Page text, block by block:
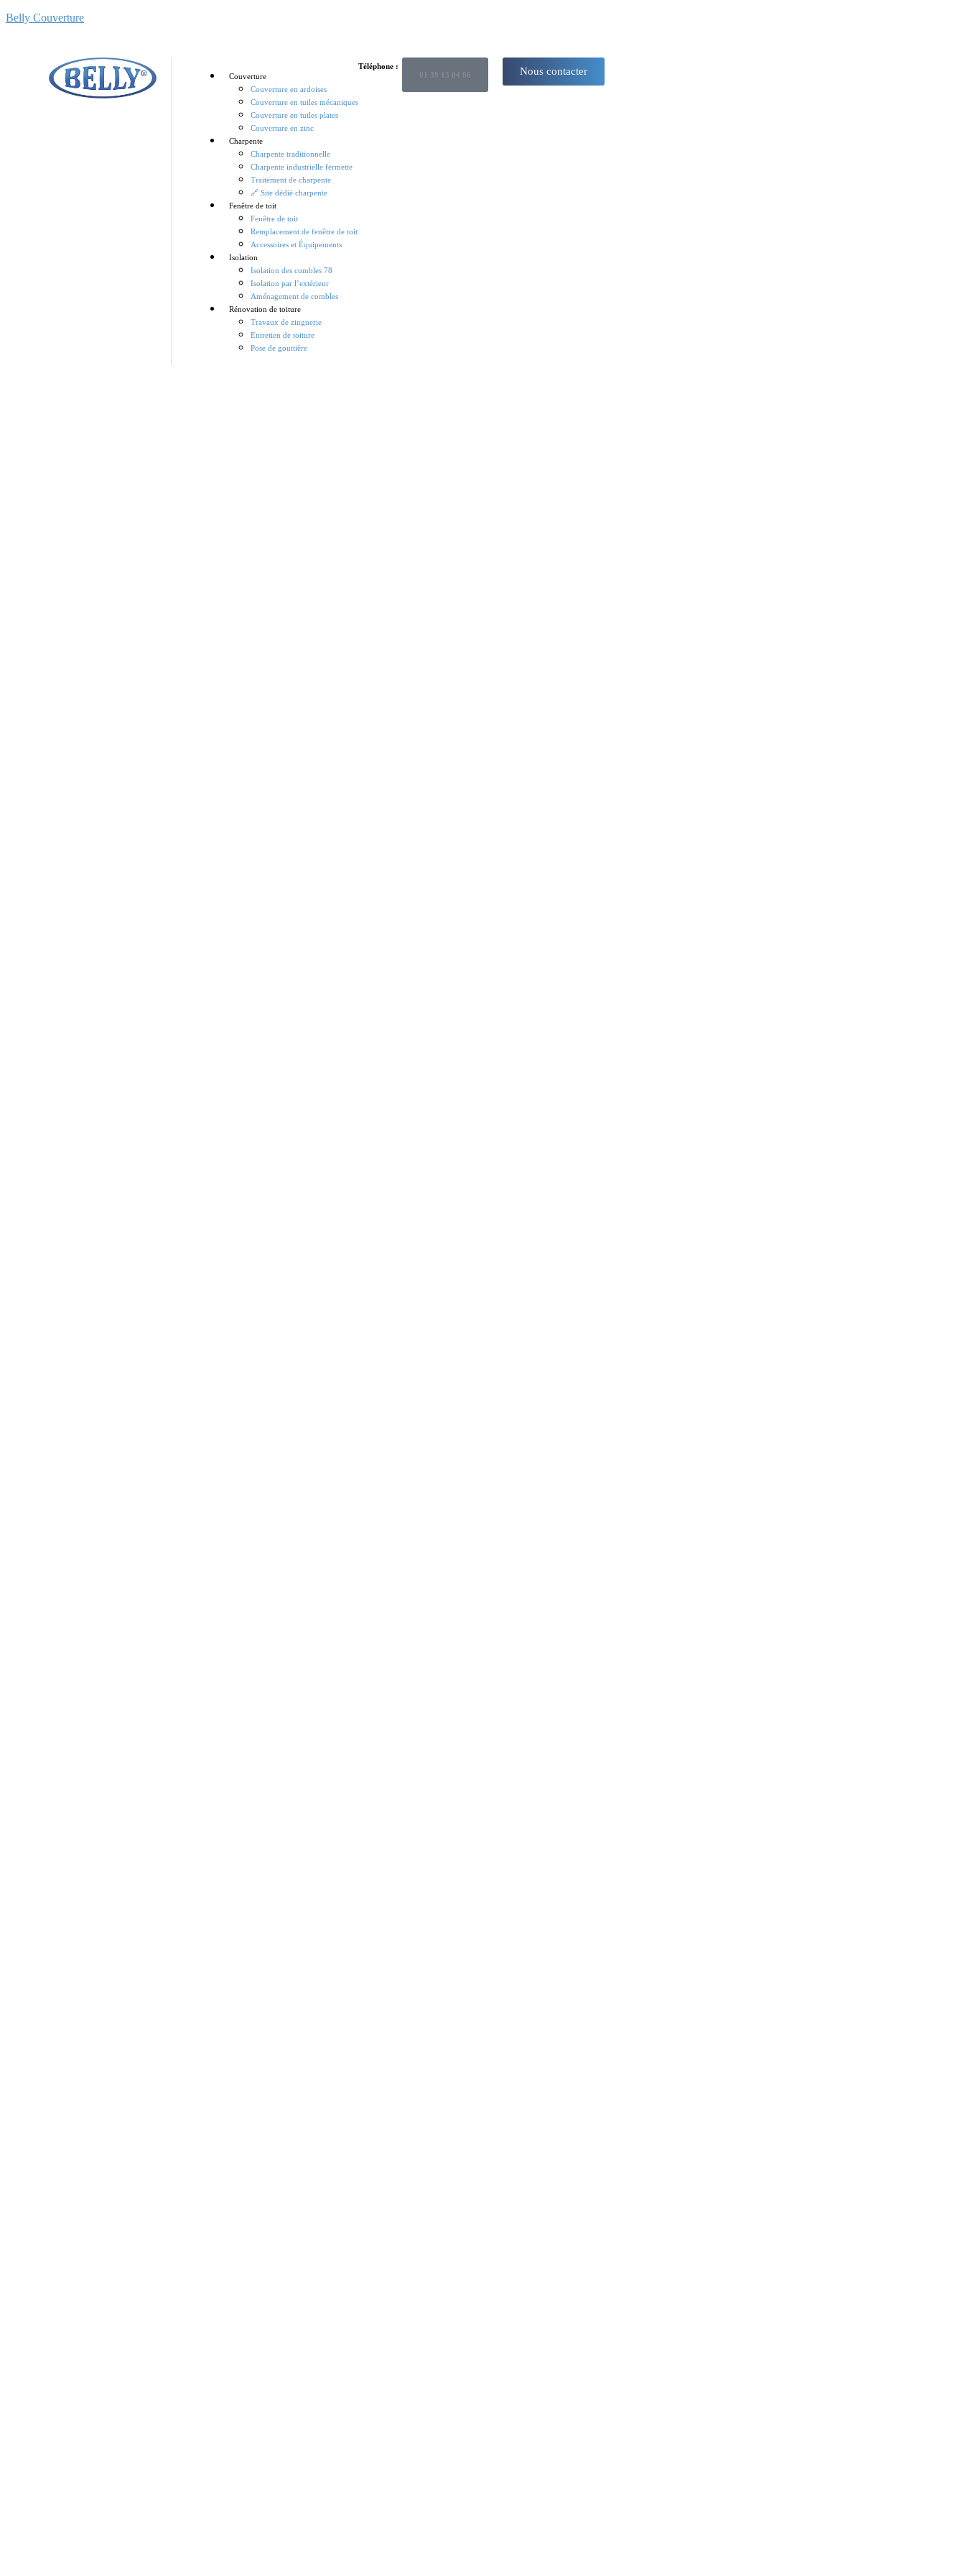
Belly Couverture
Couverture
Couverture en ardoises
Couverture en tuiles mécaniques
Couverture en tuiles plates
Couverture en zinc
Charpente
Charpente traditionnelle
Charpente industrielle fermette
Traitement de charpente
🔗 Site dédié charpente
Fenêtre de toit
Fenêtre de toit
Remplacement de fenêtre de toit
Accessoires et Équipements
Isolation
Isolation des combles 78
Isolation par l’extérieur
Aménagement de combles
Rénovation de toiture
Travaux de zinguerie
Entretien de toiture
Pose de gouttière
Téléphone :
01 39 13 04 86
Nous contacter